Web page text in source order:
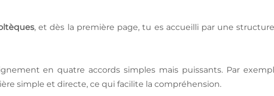
, et dès la première page, tu es accueilli par une
en quatre accords simples mais puissants. Par
simple et directe, ce qui facilite la compréhension.